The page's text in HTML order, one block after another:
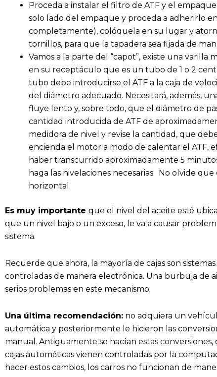
Proceda a instalar el filtro de ATF y el
solo lado del empaque y proceda a adherirlo
completamente), colóquela en su lugar y
tornillos, para que la tapadera sea fijada de
Vamos a la parte del “capot”, existe una varilla
en su receptáculo que es un tubo de 1 o 2
tubo debe introducirse el ATF a la caja de
del diámetro adecuado. Necesitará, además,
fluye lento y, sobre todo, que el diámetro de
cantidad introducida de ATF de
medidora de nivel y revise la cantidad, que
encienda el motor a modo de calentar el ATF,
haber transcurrido aproximadamente 5
haga las nivelaciones necesarias. No olvide
horizontal.
Es muy importante que el nivel del aceite esté
que un nivel bajo o un exceso, le va a causar
sistema.
Recuerde que ahora, la mayoría de cajas son
controladas de manera electrónica. Una burbuja de
serios problemas en este mecanismo.
Una última recomendación: no adquiera un
automática y posteriormente le hicieron las
manual. Antiguamente se hacían estas
cajas automáticas vienen controladas por la
hacer estos cambios, los carros no funcionan de